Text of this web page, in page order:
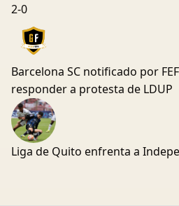
2-0
Barcelona SC notificado por
responder a protesta de LDUP
Liga de Quito enfrenta a